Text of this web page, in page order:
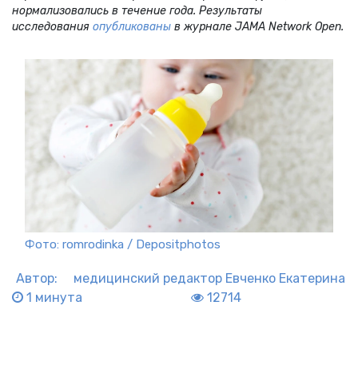
нормализовались в течение года. Результаты
исследования опубликованы в журнале JAMA Network Open.
Фото: romrodinka / Depositphotos
Автор: медицинский редактор Евченко Екатерина
1 минута
12714